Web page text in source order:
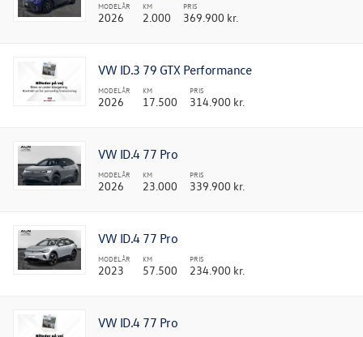
MODELÅR
2026
KM
2.000
PRIS
369.900 kr.
VW ID.3 79 GTX Performance
MODELÅR
2026
KM
17.500
PRIS
314.900 kr.
VW ID.4 77 Pro
MODELÅR
2026
KM
23.000
PRIS
339.900 kr.
VW ID.4 77 Pro
MODELÅR
2023
KM
57.500
PRIS
234.900 kr.
VW ID.4 77 Pro